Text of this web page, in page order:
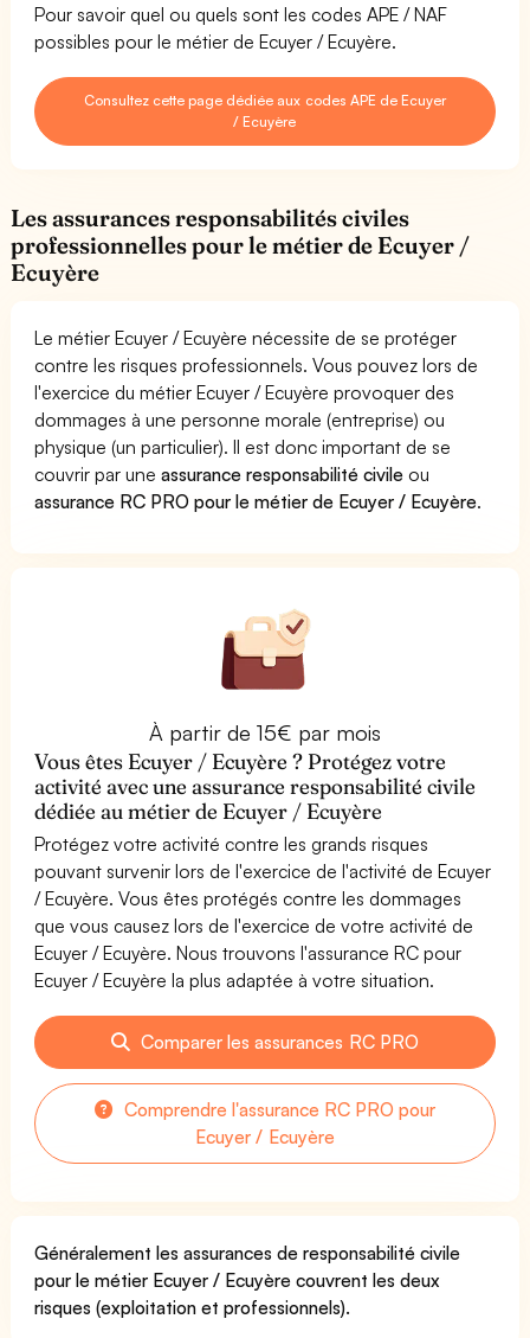
Pour savoir quel ou quels sont les codes APE / NAF
possibles pour le métier de Ecuyer / Ecuyère.
Consultez cette page dédiée aux codes APE de Ecuyer
/ Ecuyère
Les assurances responsabilités civiles
professionnelles pour le métier de Ecuyer /
Ecuyère
Le métier Ecuyer / Ecuyère nécessite de se protéger
contre les risques professionnels. Vous pouvez lors de
l'exercice du métier Ecuyer / Ecuyère provoquer des
dommages à une personne morale (entreprise) ou
physique (un particulier). Il est donc important de se
couvrir par uneassurance responsabilité civile ou
assurance RC PRO pour le métier de Ecuyer / Ecuyère.
À partir de 15€ par mois
Vous êtes Ecuyer / Ecuyère ? Protégez votre
activité avec une assurance responsabilité civile
dédiée au métier de Ecuyer / Ecuyère
Protégez votre activité contre les grands risques
pouvant survenir lors de l'exercice de l'activité de Ecuyer
/ Ecuyère. Vous êtes protégés contre les dommages
que vous causez lors de l'exercice de votre activité de
Ecuyer / Ecuyère. Nous trouvons l'assurance RC pour
Ecuyer / Ecuyère la plus adaptée à votre situation.
Comparer les assurances RC PRO
Comprendre l'assurance RC PRO pour
Ecuyer / Ecuyère
Généralement les assurances de responsabilité civile
pour le métier Ecuyer / Ecuyère couvrent les deux
risques (exploitation et professionnels).